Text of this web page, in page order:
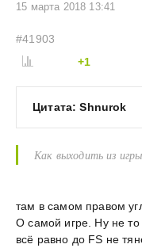
15 марта 2018 13:41
#41903
+1
Цитата: Shnurok
Как выходить из
там в самом правом
О самой игре. Ну не то
всё равно до FS не